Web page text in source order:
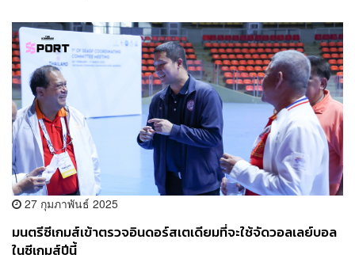
27 กุมภาพันธ์ 2025
มนตรีซีเกมส์เข้าตรวจอินดอร์สเตเดียมที่จะใช้จัดวอลเลย์บอล
ในซีเกมส์ปีนี้